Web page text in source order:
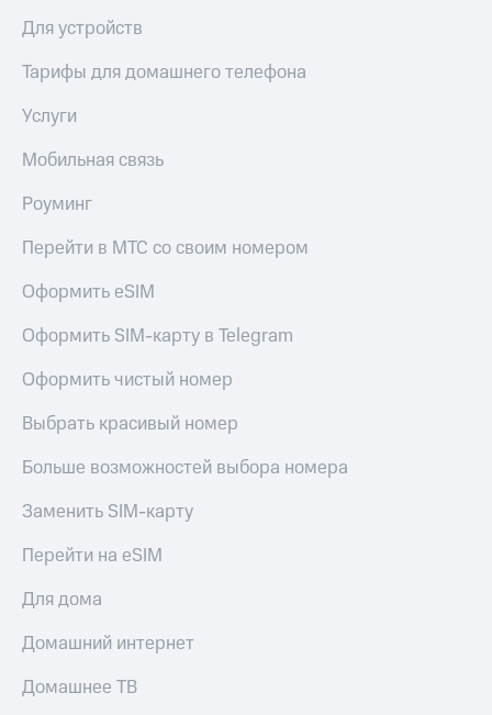
Для устройств
Тарифы для домашнего телефона
Услуги
Мобильная связь
Роуминг
Перейти в МТС со своим номером
Оформить eSIM
Оформить SIM-карту в Telegram
Оформить чистый номер
Выбрать красивый номер
Больше возможностей выбора номера
Заменить SIM-карту
Перейти на eSIM
Для дома
Домашний интернет
Домашнее ТВ